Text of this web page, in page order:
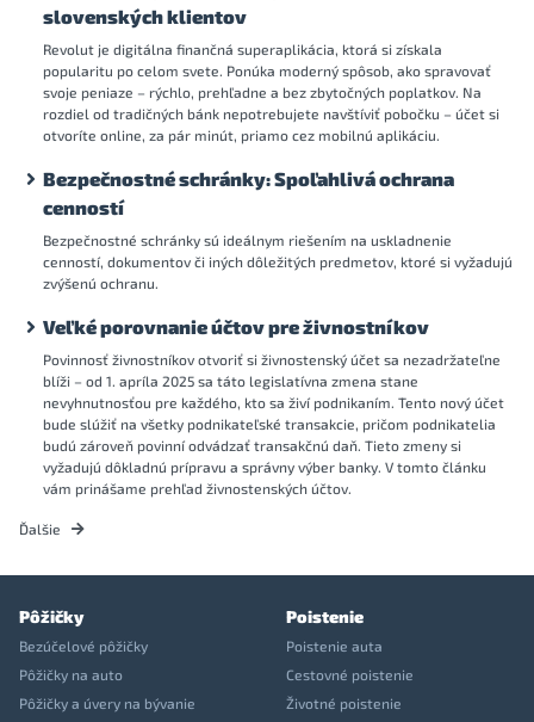
slovenských klientov
Revolut je digitálna finančná superaplikácia, ktorá si získala
popularitu po celom svete. Ponúka moderný spôsob, ako spravovať
svoje peniaze – rýchlo, prehľadne a bez zbytočných poplatkov. Na
rozdiel od tradičných bánk nepotrebujete navštíviť pobočku – účet si
otvoríte online, za pár minút, priamo cez mobilnú aplikáciu.
Bezpečnostné schránky: Spoľahlivá ochrana
cenností
Bezpečnostné schránky sú ideálnym riešením na uskladnenie
cenností, dokumentov či iných dôležitých predmetov, ktoré si vyžadujú
zvýšenú ochranu.
Veľké porovnanie účtov pre živnostníkov
Povinnosť živnostníkov otvoriť si živnostenský účet sa nezadržateľne
blíži – od 1. apríla 2025 sa táto legislatívna zmena stane
nevyhnutnosťou pre každého, kto sa živí podnikaním. Tento nový účet
bude slúžiť na všetky podnikateľské transakcie, pričom podnikatelia
budú zároveň povinní odvádzať transakčnú daň. Tieto zmeny si
vyžadujú dôkladnú prípravu a správny výber banky. V tomto článku
vám prinášame prehľad živnostenských účtov.
Ďalšie
Pôžičky
Bezúčelové pôžičky
Pôžičky na auto
Pôžičky a úvery na bývanie
Poistenie
Poistenie auta
Cestovné poistenie
Životné poistenie